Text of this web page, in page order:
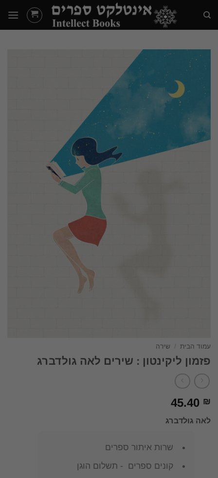
content
עמוד הבית / שירה
פזמון ליקינטון : שירים לאה גולדברג
45.40 ₪
לאה גולדברג
שרות איתור ספרים
קונים ספרים - תשלום הוגן